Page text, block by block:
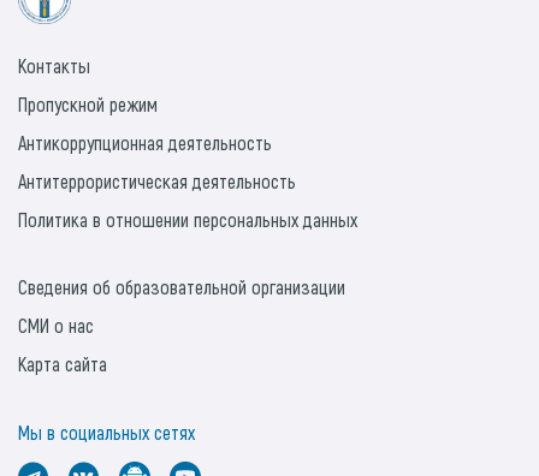
Контакты
Пропускной режим
Антикоррупционная деятельность
Антитеррористическая деятельность
Политика в отношении персональных данных
Сведения об образовательной организации
СМИ о нас
Карта сайта
Мы в социальных сетях